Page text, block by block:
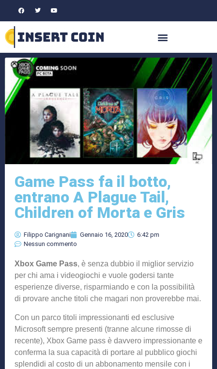
Game Pass fa il botto,
entrano A Plague Tail,
Children of Morta e Gris
Filippo Carignani Gennaio 16, 2020
6:42 pm
Nessun commento
Xbox Game Pass, è senza dubbio il miglior servizio
per chi ama i videogiochi e vuole godersi tante
esperienze diverse, risparmiando e con la possibilità
di provare anche titoli che magari non proverebbe mai.
Con un parco titoli impressionanti ed esclusive
Microsoft sempre presenti (tranne alcune rimosse di
recente), Xbox Game pass è davvero impressionante e
conferma la sua capacità di portare al pubblico giochi
splendidi al costo di un abbonamento mensile con i